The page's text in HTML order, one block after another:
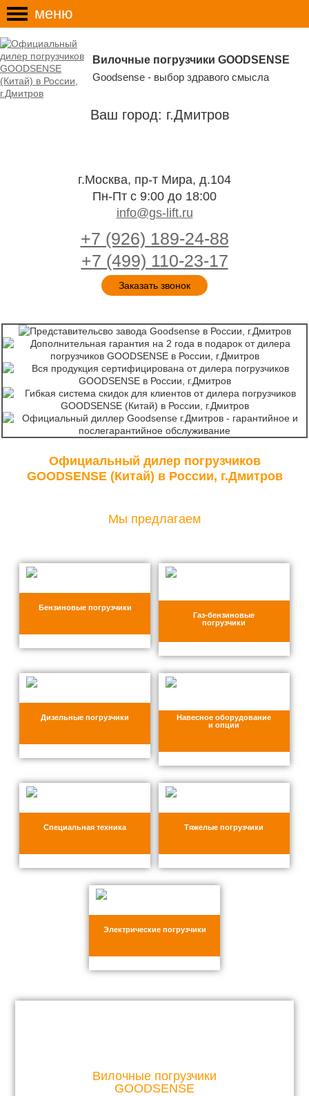
Вилочные погрузчики GOODSENSE
Goodsense - выбор здравого смысла
Ваш город: г.Дмитров
г.Москва, пр-т Мира, д.104
Пн-Пт с 9:00 до 18:00
info@gs-lift.ru
+7 (926) 189-24-88
+7 (499) 110-23-17
Заказать звонок
меню
Официальный дилер погрузчиков
GOODSENSE (Китай) в России, г.Дмитров
Мы предлагаем
Бензиновые погрузчики
Газ-бензиновые
погрузчики
Дизельные погрузчики
Навесное оборудование
и опции
Специальная техника Тяжелые погрузчики
Электрические погрузчики
Вилочные погрузчики
GOODSENSE